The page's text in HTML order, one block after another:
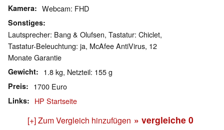
Kamera Webcam: FHD
Sonstiges
Lautsprecher: Bang & Olufsen, Tastatur: Chiclet,
Tastatur-Beleuchtung: ja, McAfee AntiVirus, 12
Monate Garantie
Gewicht 1.8 kg, Netzteil: 155 g
Preis 1700 Euro
Links HP Startseite
[+] Zum Vergleich hinzufügen » vergleiche 0